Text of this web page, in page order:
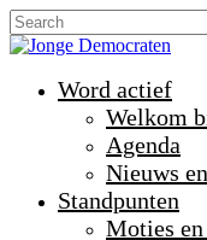
Word actief
Welkom
Agenda
Nieuws
Standpunten
Moties